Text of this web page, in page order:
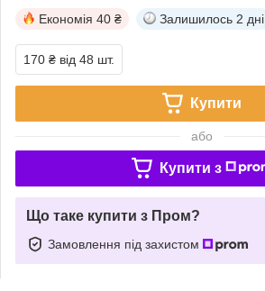
Економія 40 ₴ Залишилось 2 дні
170 ₴ від 48 шт.
Купити
або
Купити з
Що таке купити з Пром?
Замовлення під захистом